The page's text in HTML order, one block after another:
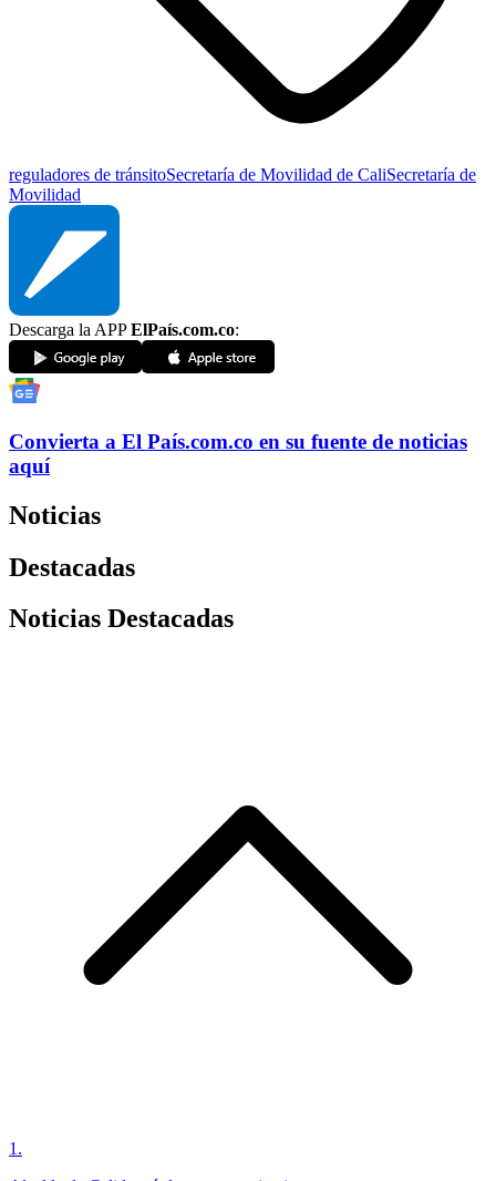
reguladores de tránsitoSecretaría de Movilidad de CaliSecretaría de
Movilidad
Descarga la APPElPaís.com.co:
Convierta a El País.com.co en su fuente de noticias
aquí
Noticias
Destacadas
Noticias Destacadas
1 .